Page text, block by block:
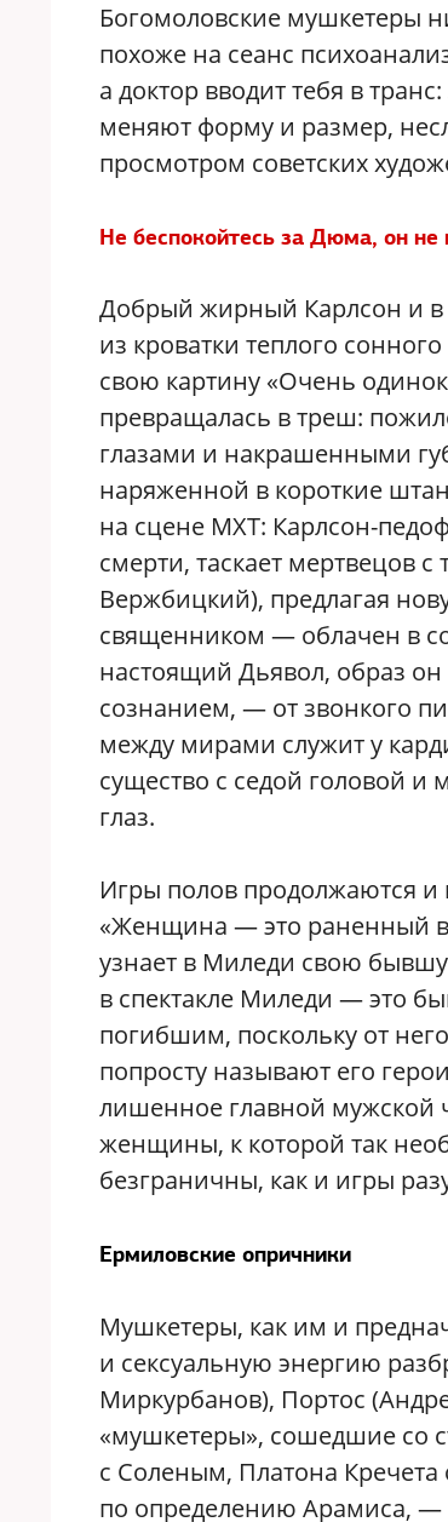
Богомоловские мушкетеры
похоже на сеанс
а доктор вводит тебя в
меняют форму и размер,
просмотром советских
Не беспокойтесь за Дюма, он
Добрый жирный Карлсон и в
из кроватки теплого
свою картину «Очень
превращалась в треш:
глазами и накрашенными
наряженной в короткие
на сцене МХТ: Карлсон-
смерти, таскает мертвецов с
Вержбицкий), предлагая
священником — облачен в
настоящий Дьявол, образ
сознанием, — от звонкого
между мирами служит у
существо с седой головой
глаз.
Игры полов продолжаются
«Женщина — это раненный
узнает в Миледи свою
в спектакле Миледи — это
погибшим, поскольку от
попросту называют его
лишенное главной мужской
женщины, к которой так
безграничны, как и игры
Ермиловские опричники
Мушкетеры, как им и
и сексуальную энергию
Миркурбанов), Портос
«мушкетеры», сошедшие со
с Соленым, Платона
по определению Арамиса, —